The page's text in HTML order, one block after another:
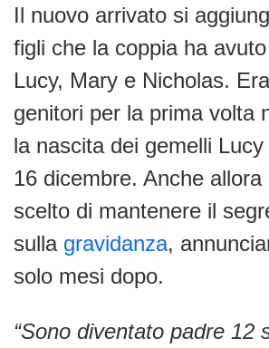
Il nuovo arrivato si
figli che la coppia ha
Lucy, Mary e Nicholas.
genitori per la prima volta
la nascita dei gemelli
16 dicembre. Anche allora
scelto di mantenere il
sulla gravidanza,
solo mesi dopo.
“Sono diventato padre 12